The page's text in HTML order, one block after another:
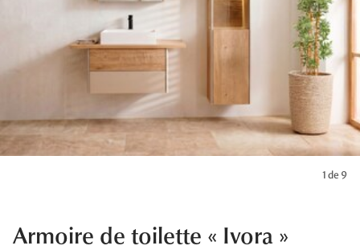
1 de 9
Armoire de toilette « Ivora »